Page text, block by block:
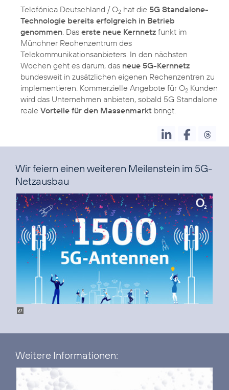
Telefónica Deutschland / O2 hat die 5G Standalone-
Technologie bereits erfolgreich in Betrieb
genommen. Das erste neue Kernnetz funkt im
Münchner Rechenzentrum des
Telekommunikationsanbieters. In den nächsten
Wochen geht es darum, das neue 5G-Kernnetz
bundesweit in zusätzlichen eigenen Rechenzentren zu
implementieren. Kommerzielle Angebote für O2 Kunden
wird das Unternehmen anbieten, sobald 5G Standalone
reale Vorteile für den Massenmarkt
Wir feiern einen weiteren Meilenstein im 5G-
Netzausbau
Weitere Informationen: